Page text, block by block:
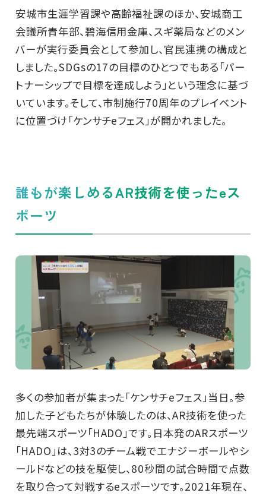
安城市生涯学習課や高齢福祉課のほか、安城商工
会議所青年部、碧海信用金庫、スギ薬局などのメン
バーが実行委員会として参加し、官民連携の構成と
しました。SDGsの17の目標のひとつでもある「パー
トナーシップで目標を達成しよう」という理念に基づ
いています。そして、市制施行70周年のプレイベント
に位置づけ「ケンサチeフェス」が開かれました。
誰もが楽しめるAR技術を使ったeス
ポーツ
多くの参加者が集まった「ケンサチeフェス」当日。参
加した子どもたちが体験したのは、AR技術を使った
最先端スポーツ「HADO」です。日本発のARスポーツ
「HADO」は、3対3のチーム戦でエナジーボールやシ
ールドなどの技を駆使し、80秒間の試合時間で点数
を取り合って対戦するeスポーツです。2021年現在、